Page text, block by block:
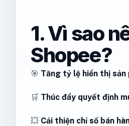
1. Vì sao
Shopee?
🎯 Tăng tỷ lệ hiển thị sản
🛒 Thúc đẩy quyết định
💥 Cải thiện chỉ số bán